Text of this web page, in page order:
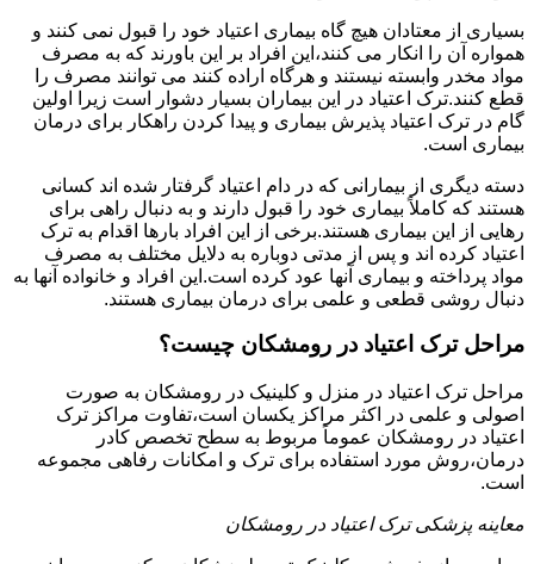
بسیاری از معتادان هیچ گاه بیماری اعتیاد خود را قبول نمی کنند و
همواره آن را انکار می کنند،این افراد بر این باورند که به مصرف
مواد مخدر وابسته نیستند و هرگاه اراده کنند می توانند مصرف را
قطع کنند.ترک اعتیاد در این بیماران بسیار دشوار است زیرا اولین
گام در ترک اعتیاد پذیرش بیماری و پیدا کردن راهکار برای درمان
بیماری است.
دسته دیگری از بیمارانی که در دام اعتیاد گرفتار شده اند کسانی
هستند که کاملاً بیماری خود را قبول دارند و به دنبال راهی برای
رهایی از این بیماری هستند.برخی از این افراد بارها اقدام به ترک
اعتیاد کرده اند و پس از مدتی دوباره به دلایل مختلف به مصرف
مواد پرداخته و بیماری آنها عود کرده است.این افراد و خانواده آنها به
دنبال روشی قطعی و علمی برای درمان بیماری هستند.
مراحل ترک اعتیاد در رومشکان چیست؟
مراحل ترک اعتیاد در منزل و کلینیک در رومشکان به صورت
اصولی و علمی در اکثر مراکز یکسان است،تفاوت مراکز ترک
اعتیاد در رومشکان عموماً مربوط به سطح تخصص کادر
درمان،روش مورد استفاده برای ترک و امکانات رفاهی مجموعه
است.
معاینه پزشکی ترک اعتیاد در رومشکان